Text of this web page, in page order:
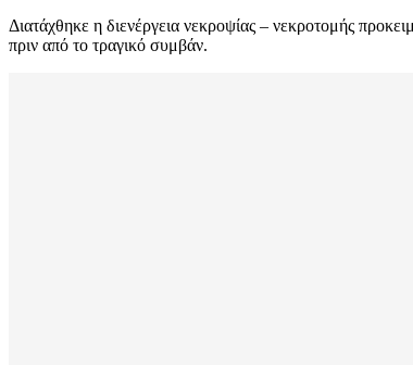
Διατάχθηκε η διενέργεια νεκροψίας – νεκροτομής
πριν από το τραγικό συμβάν.